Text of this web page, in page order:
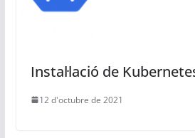
Instal·lació de
12 d'octubre de 2021